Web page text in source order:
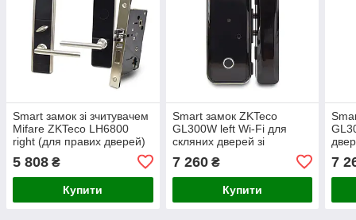
Smart замок зі зчитувачем
Mifare ZKTeco LH6800
right (для правих дверей)
5 808 ₴
Купити
Smart замок ZKTeco
GL300W left Wi-Fi для
скляних дверей зі
сканером відбитку пальця
і зчитувачем Mifare
7 260₴
Купити
7